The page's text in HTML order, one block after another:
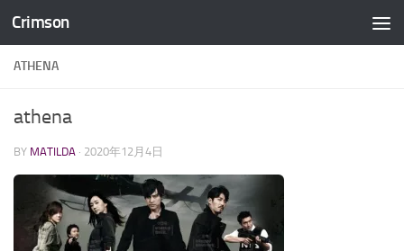
コンテンツへスキップ
Crimson
ATHENA
athena
BY MATILDA · 2020年12月4日